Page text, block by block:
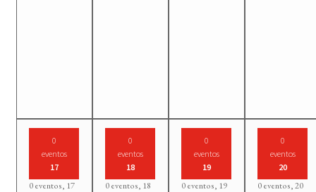
0
eventos
17
0 eventos, 17
0
eventos
18
0 eventos, 18
0
eventos
19
0 eventos, 19
0
eventos
20
0 eventos,20